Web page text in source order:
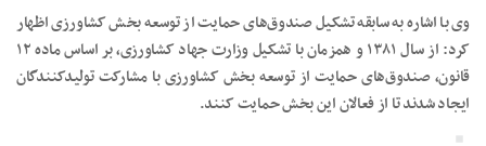
وی با اشاره به سابقه تشکیل صندوق‌های حمایت از توسعه بخش کشاورزی اظهار
کرد: از سال ۱۳۸۱ و همزمان با تشکیل وزارت جهاد کشاورزی، بر اساس ماده ۱۲
قانون، صندوق‌های حمایت از توسعه بخش کشاورزی با مشارکت تولیدکنندگان
ایجاد شدند تا از فعالان این بخش حمایت کنند.